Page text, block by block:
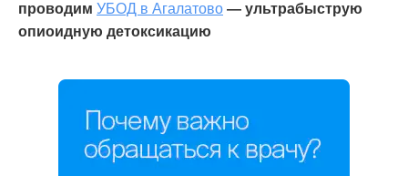
проводим УБОД в Агалатово — ультрабыструю
опиоидную детоксикацию